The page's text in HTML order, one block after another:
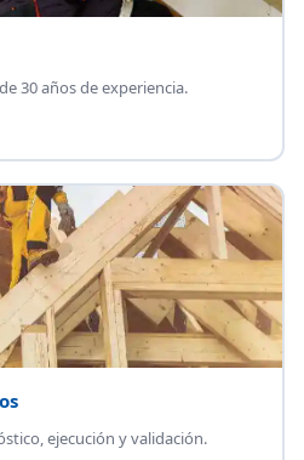
30 años de experiencia.
ejecución y validación.